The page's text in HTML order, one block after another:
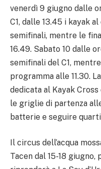
venerdì 9 giugno dalle
C1, dalle 13.45 i kayak
semifinali, mentre le
16.49. Sabato 10 dalle
semifinali del C1,
programma alle 11.30.
dedicata al Kayak
le griglie di partenza
batterie e seguire
Il circus dell’acqua
Tacen dal 15-18 giugno,